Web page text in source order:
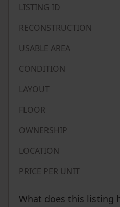
LISTING ID
RECONSTRUCTION
USABLE AREA
CONDITION
LAYOUT
FLOOR
OWNERSHIP
LOCATION
PRICE PER UNIT
What does this listing